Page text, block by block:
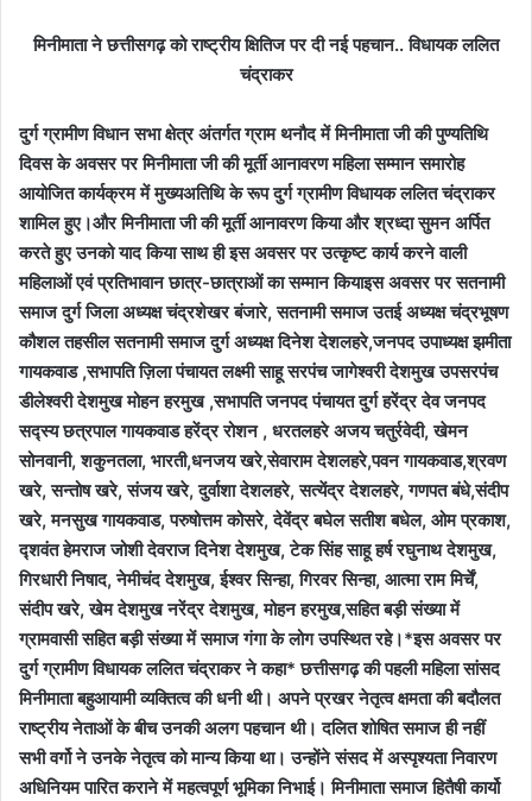
मिनीमाता ने छत्तीसगढ़ को राष्ट्रीय क्षितिज पर दी नई पहचान.. विधायक ललित
चंद्राकर
दुर्ग ग्रामीण विधान सभा क्षेत्र अंतर्गत ग्राम थनौद में मिनीमाता जी की पुण्यतिथि
दिवस के अवसर पर मिनीमाता जी की मूर्ती आनावरण महिला सम्मान समारोह
आयोजित कार्यक्रम में मुख्यअतिथि के रूप दुर्ग ग्रामीण विधायक ललित चंद्राकर
शामिल हुए।और मिनीमाता जी की मूर्ती आनावरण किया और श्रध्दा सुमन अर्पित
करते हुए उनको याद किया साथ ही इस अवसर पर उत्कृष्ट कार्य करने वाली
महिलाओं एवं प्रतिभावान छात्र-छात्राओं का सम्मान कियाइस अवसर पर सतनामी
समाज दुर्ग जिला अध्यक्ष चंद्रशेखर बंजारे, सतनामी समाज उतई अध्यक्ष चंद्रभूषण
कौशल तहसील सतनामी समाज दुर्ग अध्यक्ष दिनेश देशलहरे,जनपद उपाध्यक्ष झमीता
गायकवाड ,सभापति ज़िला पंचायत लक्ष्मी साहू सरपंच जागेश्वरी देशमुख उपसरपंच
डीलेश्वरी देशमुख मोहन हरमुख ,सभापति जनपद पंचायत दुर्ग हरेंद्र देव जनपद
सद्स्य छत्रपाल गायकवाड हरेंद्र रोशन , धरतलहरे अजय चतुर्रवेदी, खेमन
सोनवानी, शकुनतला, भारती,धनजय खरे,सेवाराम देशलहरे,पवन गायकवाड,श्रवण
खरे, सन्तोष खरे, संजय खरे, दुर्वाशा देशलहरे, सत्येंद्र देशलहरे, गणपत बंधे,संदीप
खरे, मनसुख गायकवाड, परुषोत्तम कोसरे, देवेंद्र बघेल सतीश बधेल, ओम प्रकाश,
द्शवंत हेमराज जोशी देवराज दिनेश देशमुख, टेक सिंह साहू हर्ष रघुनाथ देशमुख,
गिरधारी निषाद, नेमीचंद देशमुख, ईश्वर सिन्हा, गिरवर सिन्हा, आत्मा राम मिर्चें,
संदीप खरे, खेम देशमुख नरेंद्र देशमुख, मोहन हरमुख,सहित बड़ी संख्या में
ग्रामवासी सहित बड़ी संख्या में समाज गंगा के लोग उपस्थित रहे।*इस अवसर पर
दुर्ग ग्रामीण विधायक ललित चंद्राकर ने कहा* छत्तीसगढ़ की पहली महिला सांसद
मिनीमाता बहुआयामी व्यक्तित्व की धनी थी। अपने प्रखर नेतृत्व क्षमता की बदौलत
राष्ट्रीय नेताओं के बीच उनकी अलग पहचान थी। दलित शोषित समाज ही नहीं
सभी वर्गो ने उनके नेतृत्व को मान्य किया था। उन्होंने संसद में अस्पृश्यता निवारण
अधिनियम पारित कराने में महत्वपूर्ण भूमिका निभाई। मिनीमाता समाज हितैषी कार्यो